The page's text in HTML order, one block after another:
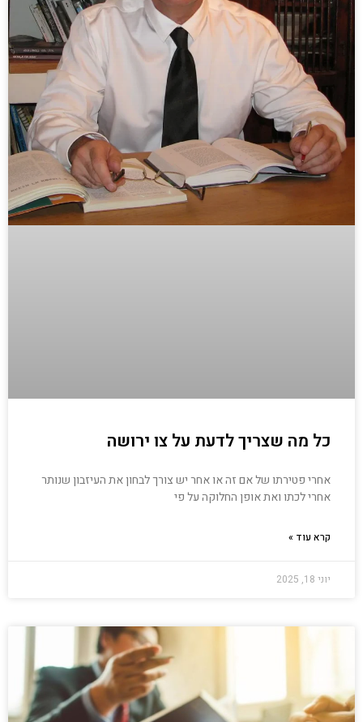
כל מה שצריך לדעת על צו ירושה
אחרי פטירתו של אם זה או אחר יש צורך לבחון את העיזבון שנותר
אחרי לכתו ואת אופן החלוקה על פי
קרא עוד »
יוני 18, 2025